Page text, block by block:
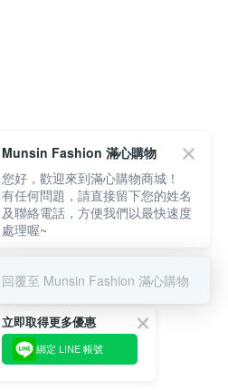
立即取得更多優惠
綁定 LINE 帳號
Munsin Fashion 滿心購物
您好，歡迎來到滿心購物商城！
有任何問題，請直接留下您的姓名
及聯絡電話，方便我們以最快速度
處理喔~
回覆至 Munsin Fashion 滿心購物